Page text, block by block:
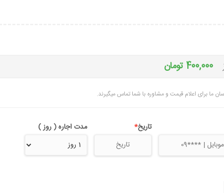
400,000 تومان
ما برای اعلام قیمت و مشاوره با شما تماس میگیرند.
تاریخ* مدت اجاره ( روز )